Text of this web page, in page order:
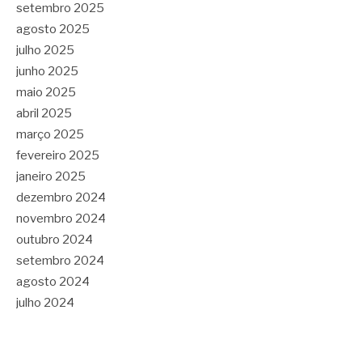
setembro 2025
agosto 2025
julho 2025
junho 2025
maio 2025
abril 2025
março 2025
fevereiro 2025
janeiro 2025
dezembro 2024
novembro 2024
outubro 2024
setembro 2024
agosto 2024
julho 2024